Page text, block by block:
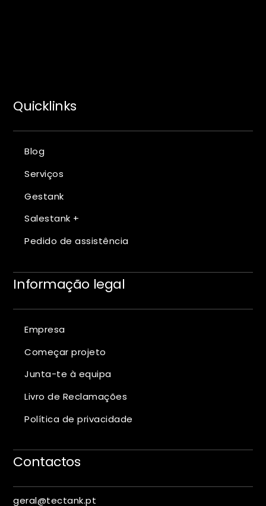
Quicklinks
Blog
Serviços
Gestank
Salestank +
Pedido de assistência
Informação legal
Empresa
Começar projeto
Junta-te à equipa
Livro de Reclamações
Política de privacidade
Contactos
geral@tectank.pt